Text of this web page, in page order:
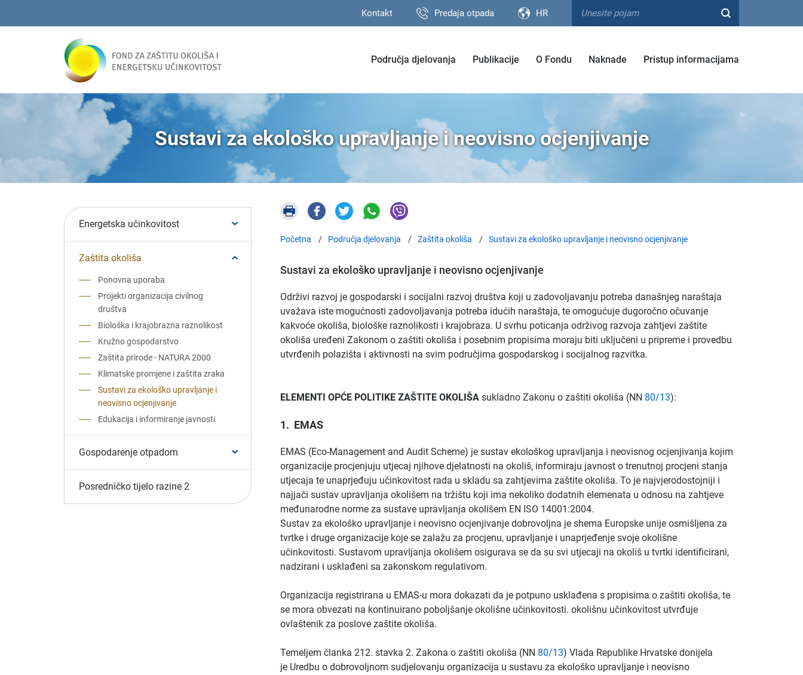
Kontakt Predaja otpada HR
Područja djelovanja Publikacije O Fondu Naknade Pristup informacijama
Sustavi za ekološko upravljanje i neovisno ocjenjivanje
Energetska učinkovitost
Zaštita okoliša
Ponovna uporaba
Projekti organizacija civilnog
društva
Biološka i krajobrazna raznolikost
Kružno gospodarstvo
Zaštita prirode - NATURA 2000
Klimatske promjene i zaštita zraka
Sustavi za ekološko upravljanje i
neovisno ocjenjivanje
Edukacija i informiranje javnosti
Gospodarenje otpadom
Posredničko tijelo razine 2
Početna Područja djelovanja Zaštita okoliša Sustavi za ekološko upravljanje i neovisno ocjenjivanje
Sustavi za ekološko upravljanje i neovisno ocjenjivanje
Održivi razvoj je gospodarski i socijalni razvoj društva koji u zadovoljavanju potreba današnjeg naraštaja
uvažava iste mogućnosti zadovoljavanja potreba idućih naraštaja, te omogućuje dugoročno očuvanje
kakvoće okoliša, biološke raznolikosti i krajobraza. U svrhu poticanja održivog razvoja zahtjevi zaštite
okoliša uređeni Zakonom o zaštiti okoliša i posebnim propisima moraju biti uključeni u pripreme i provedbu
utvrđenih polazišta i aktivnosti na svim područjima gospodarskog i socijalnog razvitka.
ELEMENTI OPĆE POLITIKE ZAŠTITE OKOLIŠAsukladno Zakonu o zaštiti okoliša (NN 80/13):
1. EMAS
EMAS (Eco-Management and Audit Scheme) je sustav ekološkog upravljanja i neovisnog ocjenjivanja kojim
organizacije procjenjuju utjecaj njihove djelatnosti na okoliš, informiraju javnost o trenutnoj procjeni stanja
utjecaja te unaprjeđuju učinkovitost rada u skladu sa zahtjevima zaštite okoliša. To je najvjerodostojniji i
najjači sustav upravljanja okolišem na tržištu koji ima nekoliko dodatnih elemenata u odnosu na zahtjeve
međunarodne norme za sustave upravljanja okolišem EN ISO 14001:2004.
Sustav za ekološko upravljanje i neovisno ocjenjivanje dobrovoljna je shema Europske unije osmišljena za
tvrtke i druge organizacije koje se zalažu za procjenu, upravljanje i unaprjeđenje svoje okolišne
učinkovitosti. Sustavom upravljanja okolišem osigurava se da su svi utjecaji na okoliš u tvrtki identificirani,
nadzirani i usklađeni sa zakonskom regulativom.
Organizacija registrirana u EMAS-u mora dokazati da je potpuno usklađena s propisima o zaštiti okoliša, te
se mora obvezati na kontinuirano poboljšanje okolišne učinkovitosti. okolišnu učinkovitost utvrđuje
ovlaštenik za poslove zaštite okoliša.
Temeljem članka 212. stavka 2. Zakona o zaštiti okoliša (NN 80/13) Vlada Republike Hrvatske donijela
je Uredbu o dobrovoljnom sudjelovanju organizacija u sustavu za ekološko upravljanje i neovisno